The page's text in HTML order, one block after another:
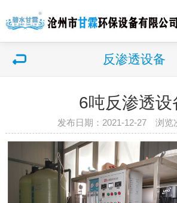
反渗透设备
6吨反渗透设
发布日期：2021-12-27 浏览